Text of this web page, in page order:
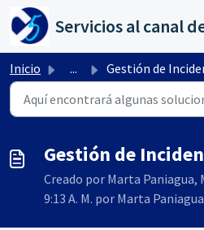
Saltar al contenido principal
Inicio ... Gestión de
Gestión de
Creado por Marta Paniagua,
9:13 A. M. por Marta Paniagua